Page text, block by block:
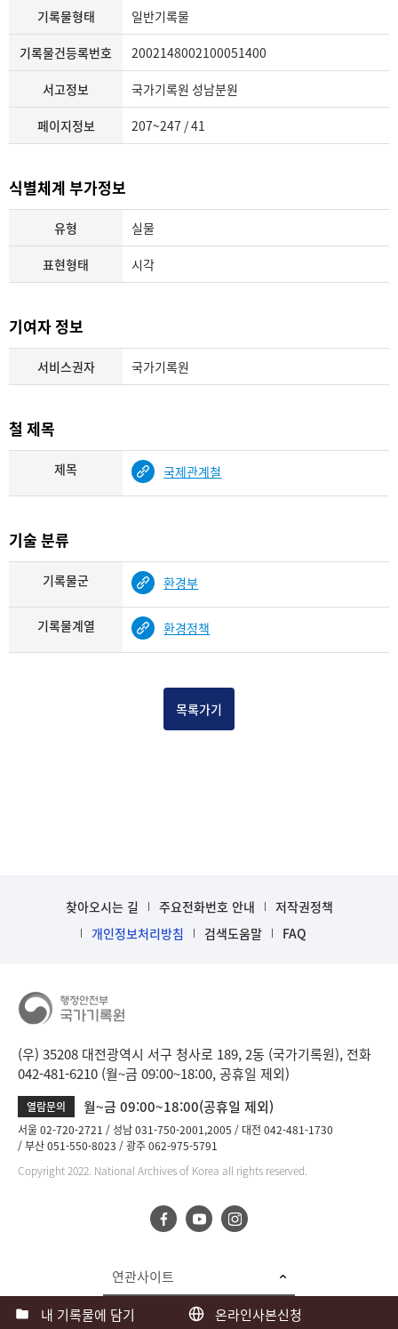
기록물형태 일반기록물
기록물건등록번호 2002148002100051400
서고정보 국가기록원 성남분원
페이지정보 207~247 / 41
식별체계 부가정보
유형 실물
표현형태 시각
기여자 정보
서비스권자 국가기록원
철 제목
제목 국제관계철
기술 분류
기록물군 환경부
기록물계열 환경정책
목록가기
내 기록물에 담기 온라인사본신청
찾아오시는 길 주요전화번호 안내
저작권정책
개인정보처리방침
검색도움말 FAQ
(우) 35208 대전광역시 서구 청사로 189, 2동 (국가기록원), 전화
042-481-6210 (월~금 09:00~18:00, 공휴일 제외)
열람문의 월~금 09:00~18:00(공휴일 제외)
서울 02-720-2721 성남 031-750-2001,2005
대전 042-481-1730
부산 051-550-8023
광주 062-975-5791
Copyright 2022. National Archives of Korea all rights reserved.
연관사이트